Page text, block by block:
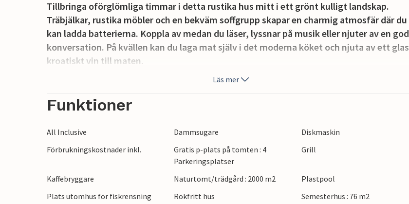
Tillbringa oförglömliga timmar i detta rustika hus mitt i ett grönt kulligt landskap.
Träbjälkar, rustika möbler och en bekväm soffgrupp skapar en charmig atmosfär där du
kan ladda batterierna. Koppla av medan du läser, lyssnar på musik eller njuter av en god
konversation. På kvällen kan du laga mat själv i det moderna köket och njuta av ett glas
kroatiskt vin till maten.
över Medelhavets grönska. Ta ett uppfriskande dopp i poolen, koppla av i skuggan eller
längs lugna flodstränder. Besök den gamla stadskärnan i Karlovac med sina fyra floder,
parker och charmiga kaféer. Upptäck kulturella höjdpunkter som Dubovacs slott eller
små museer i omgivningen. Gör en dagsutflykt till havet och njut av solen, den salta
luften och det klara vattnet i kroatiska Adriatiska havet.
Läs mer
Funktioner
All Inclusive Dammsugare
Diskmaskin
Förbrukningskostnader inkl.
Gratis p-plats på tomten : 4
Parkeringsplatser
Grill
Kaffebryggare Naturtomt/trädgård : 2000 m2
Plastpool
Plats utomhus för fiskrensning
Rökfritt hus
Semesterhus : 76 m2